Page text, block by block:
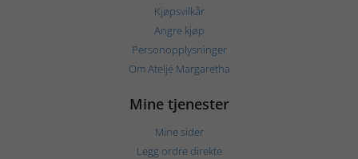
Kjøpsvilkår
Angre kjøp
Personopplysninger
Om Ateljé Margaretha
Mine tjenester
Mine sider
Legg ordre direkte